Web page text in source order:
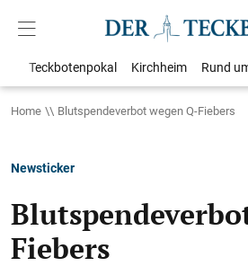
Teckbotenpokal Kirchheim Rund
Home Blutspendeverbot wegen Q-Fiebers
Newsticker
Fiebers